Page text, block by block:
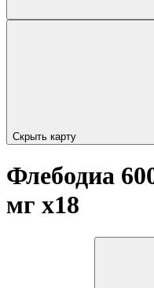
Скрыть карту
Флебодиа
мг x18